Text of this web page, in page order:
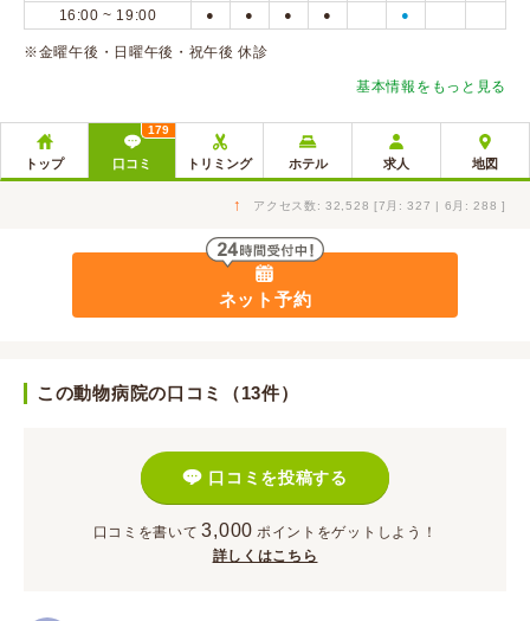
16:00 ~ 19:00 ● ● ● ● ●
※金曜午後・日曜午後・祝午後 休診
基本情報をもっと見る
トップ 口コミ
179
トリミング ホテル 求人 地図
↑ アクセス数: 32,528 [7月: 327 | 6月: 288 ]
ネット予約
この動物病院の口コミ（13件）
口コミを投稿する
口コミを書いて 3,000 ポイント をゲットしよう！
詳しくはこちら